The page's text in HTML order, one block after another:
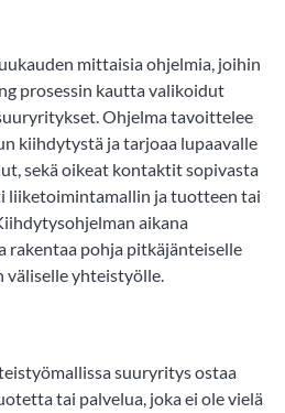
mittaisia ohjelmia, joihin
prosessin kautta valikoidut
Ohjelma tavoittelee
kiihdytystä ja tarjoaa lupaavalle
sekä oikeat kontaktit sopivasta
liiketoimintamallin ja tuotteen tai
aikana
rakentaa pohja pitkäjänteiselle
yhteistyölle.
suuryritys ostaa
tai palvelua, joka ei ole vielä